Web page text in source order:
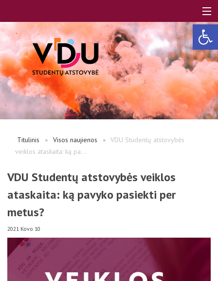
LT
Studentų atstovai
D.U.K
Kontaktai
Titulinis Visos naujienos
VDU Studentų atstovybės
veiklos ataskaita: ką pa...
VDU Studentų atstovybės veiklos
ataskaita: ką pavyko pasiekti per
metus?
2021 Kovo 10